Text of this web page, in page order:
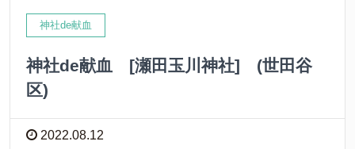
神社de献血
神社de献血 [瀬田玉川神社] (世田谷
区)
2022.08.12